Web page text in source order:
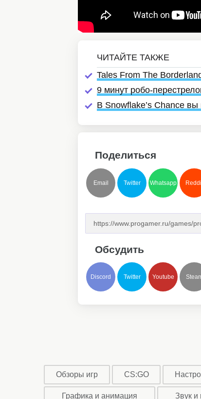
Tales From The
9 минут робо-
В Snowflake’s Chance
Поделиться
Email Twitter Whatsapp
Обсудить
Discord Twitter Youtube
Обзоры игр CS:GO
Графика и анимация Звук и